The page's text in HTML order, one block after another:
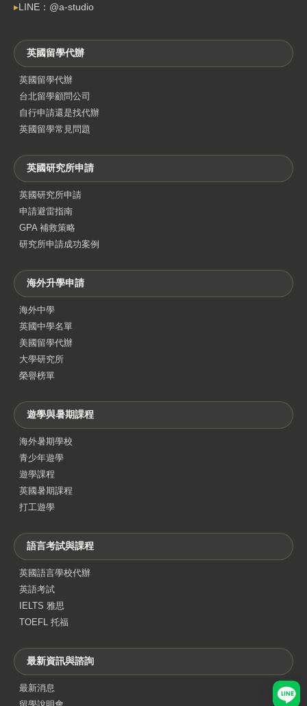
▸LINE：@a-studio
英國留學代辦
英國留學代辦
台北留學顧問公司
自行申請還是找代辦
英國留學常見問題
英國研究所申請
英國研究所申請
申請避雷指南
GPA 補救策略
研究所申請成功案例
海外升學申請
海外中學
英國中學名單
美國留學代辦
大學研究所
榮譽榜單
遊學與暑期課程
海外暑期學校
青少年遊學
遊學課程
英國暑期課程
打工遊學
語言考試與課程
英國語言學校代辦
英語考試
IELTS 雅思
TOEFL 托福
最新資訊與諮詢
最新消息
LINE